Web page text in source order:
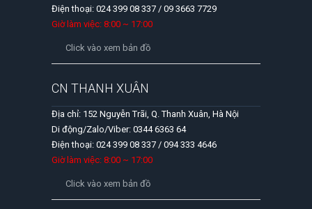
Điện thoại: 024 399 08 337 / 09 3663 7729
Giờ làm việc: 8:00 ~ 17:00
Click vào xem bản đồ
CN THANH XUÂN
Địa chỉ: 152 Nguyễn Trãi, Q. Thanh Xuân, Hà Nội
Di động/Zalo/Viber: 0344 6363 64
Điện thoại: 024 399 08 337 / 094 333 4646
Giờ làm việc: 8:00 ~ 17:00
Click vào xem bản đồ